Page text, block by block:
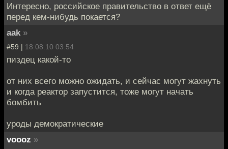
Интересно, российское правительство в ответ ещё
перед кем-нибудь покается?
aak »
#59 | 18.08.10 03:54
пиздец какой-то
от них всего можно ожидать, и сейчас могут жахнуть
и когда реактор запустится, тоже могут начать
бомбить
уроды демократические
voooz »